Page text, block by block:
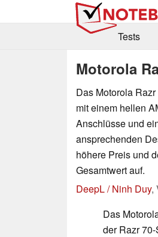
Tests
Motorola
Das Motorola
mit einem hellen
Anschlüsse und
ansprechenden
höhere Preis und
Gesamtwert auf.
DeepL / Ninh Duy,
Das
der Razr